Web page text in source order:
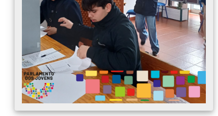
Contactos
Avaliação